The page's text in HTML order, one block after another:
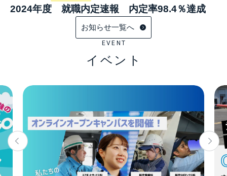
2024年度 就職内定速報 内定率98.4％達成
お知らせ一覧へ
EVENT
イベント